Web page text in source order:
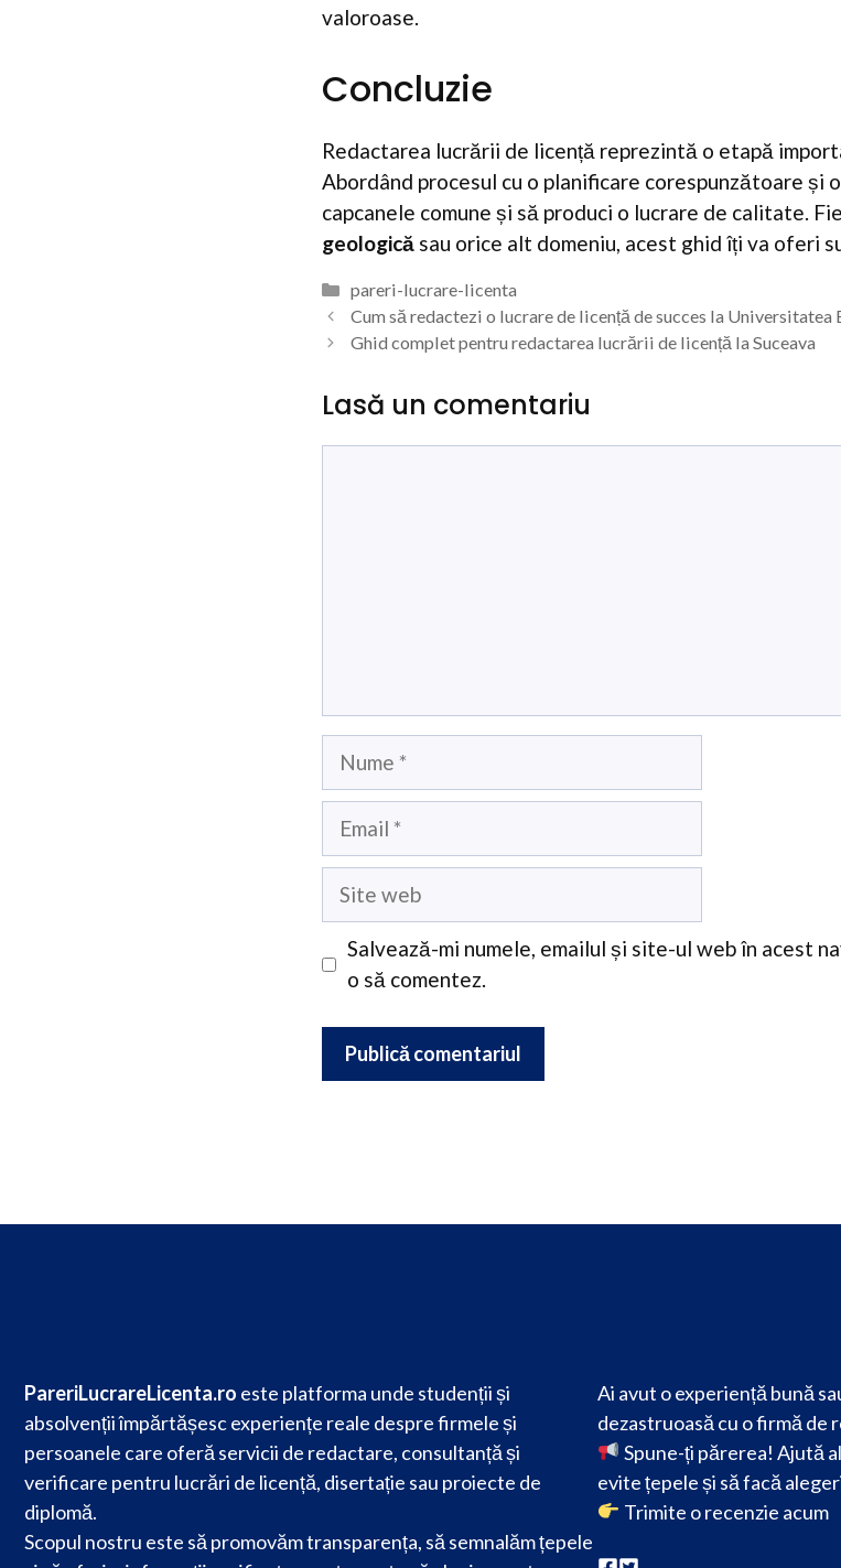
valoroase.
Concluzie
Redactarea lucrării de licență reprezintă o etapă
Abordând procesul cu o planificare corespunzătoare și
capcanele comune și să produci o lucrare de calitate.
geologică sau orice alt domeniu, acest ghid îți va oferi
Categorii
pareri-lucrare-licenta
Cum să redactezi o lucrare de licență de succes la Universitatea
Ghid complet pentru redactarea lucrării de licență la Suceava
Lasă un comentariu
Nume
Email
Site
Salvează-mi numele, emailul și site-ul web în acest
o să comentez.
PareriLucrareLicenta.ro este platforma unde studenții și
absolvenții împărtășesc experiențe reale despre firmele și
persoanele care oferă servicii de redactare, consultanță și
verificare pentru lucrări de licență, disertație sau proiecte de
diplomă.
Scopul nostru este să promovăm transparența, să semnalăm țepele
Ai avut o experiență bună
dezastruoasă cu o firmă de
Spune-ți părerea! Ajută
evite țepele și să facă
Trimite o recenzie acum